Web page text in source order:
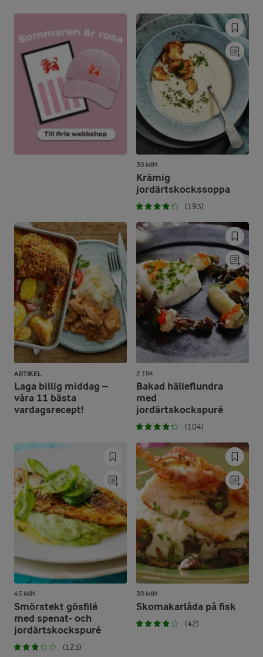
30 MIN
Krämig
jordärtskockssoppa
(193)
ARTIKEL
Laga billig middag –
våra 11 bästa
vardagsrecept!
2 TIM
Bakad hälleflundra
med
jordärtskockspuré
(104)
45 MIN
Smörstekt gösfilé
med spenat- och
jordärtskockspuré
(123)
30 MIN
Skomakarlåda på fisk
(42)